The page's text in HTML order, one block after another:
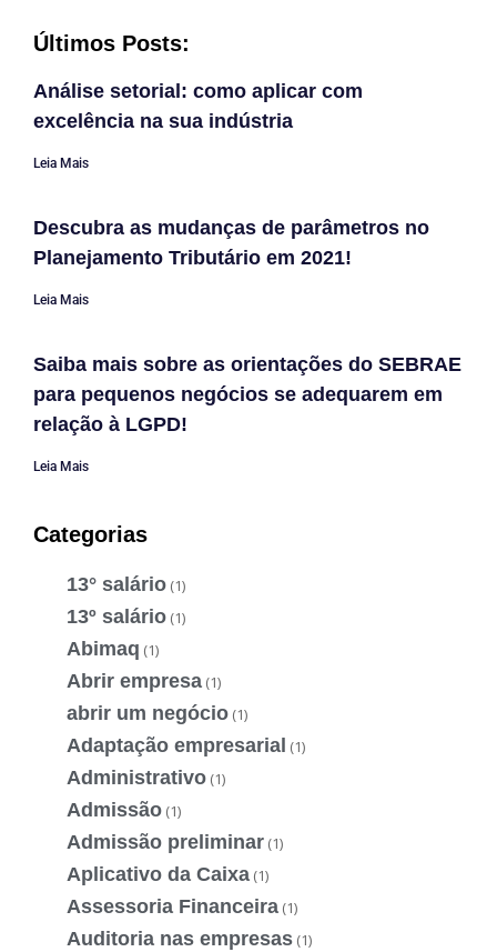
Últimos Posts:
Análise setorial: como aplicar com
excelência na sua indústria
Leia Mais
Descubra as mudanças de parâmetros no
Planejamento Tributário em 2021!
Leia Mais
Saiba mais sobre as orientações do SEBRAE
para pequenos negócios se adequarem em
relação à LGPD!
Leia Mais
Categorias
13° salário (1)
13º salário (1)
Abimaq (1)
Abrir empresa (1)
abrir um negócio (1)
Adaptação empresarial (1)
Administrativo (1)
Admissão (1)
Admissão preliminar (1)
Aplicativo da Caixa (1)
Assessoria Financeira (1)
Auditoria nas empresas (1)